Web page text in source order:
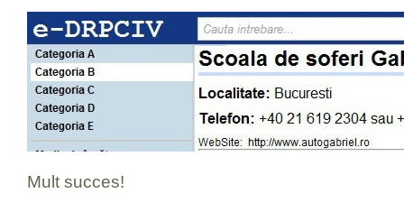
Mult succes!